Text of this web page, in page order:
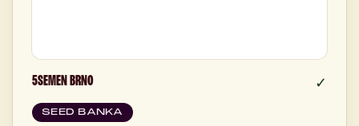
5SEMEN BRNO ✓
SEED BANKA